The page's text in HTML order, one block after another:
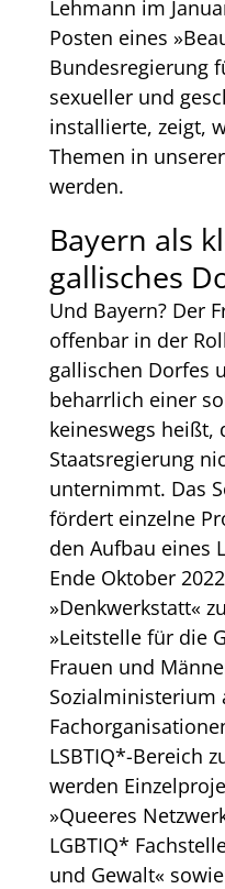
Lehmann im
Posten eines
Bundesregierung
sexueller und
installierte, zeigt,
Themen in
werden.
Bayern als
gallisches
Und Bayern? Der
offenbar in der
gallischen Dorfes
beharrlich einer
keineswegs heißt,
Staatsregierung
unternimmt. Das
fördert einzelne
den Aufbau eines
Ende Oktober
»Denkwerkstatt«
»Leitstelle für die
Frauen und
Sozialministerium
LSBTIQ*-Bereich
werden
»Queeres
LGBTIQ*
und Gewalt«